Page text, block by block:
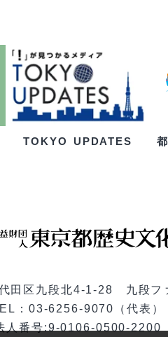
TOKYO UPDATES
田区九段北4-1-28 九段フ
：03-6256-9070（代表）
人番号:9-0106-0500-2200